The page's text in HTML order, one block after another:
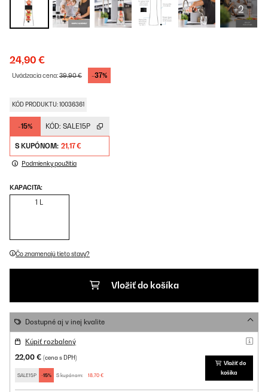
+2
24,90 €
Uvádzacia cena:39,90 € -37%
KÓD PRODUKTU: 10036361
-15% KÓD: SALE15P
S KUPÓNOM: 21,17 €
Podmienky použitia
KAPACITA:
1 L
Čo znamenajú tieto stavy?
Vložiť do košíka
Dostupné aj v inej kvalite
Kúpiť rozbalený
22,00 € (cena s DPH)
SALE15P -15% S kupónom: 18,70 €
Vložiť do
košíka